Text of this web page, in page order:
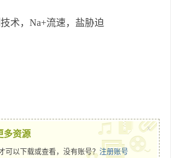
术， Na+流速，盐胁迫
多资源
可以下载或查看，没有账号？ 注册账号
x